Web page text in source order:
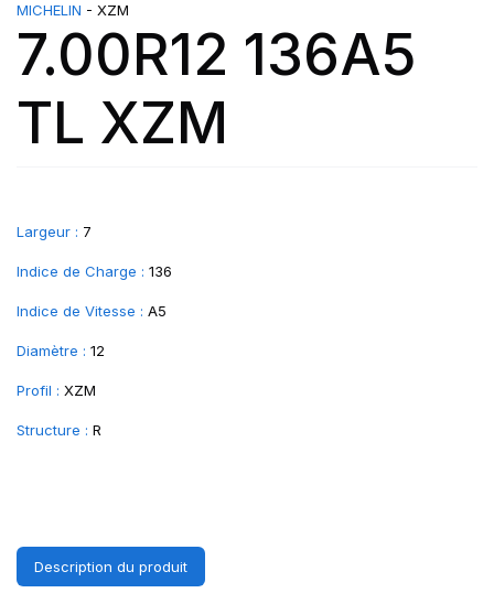
MICHELIN - XZM
7.00R12 136A5
TL XZM
Largeur : 7
Indice de Charge : 136
Indice de Vitesse : A5
Diamètre : 12
Profil : XZM
Structure : R
Description du produit